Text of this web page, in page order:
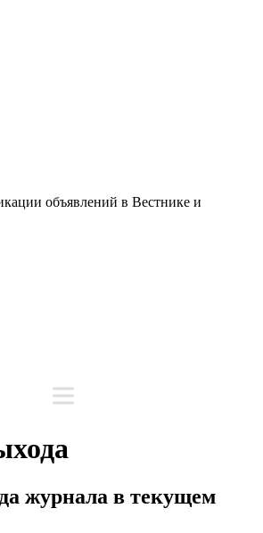
объявлений в Вестнике и
журнала в текущем